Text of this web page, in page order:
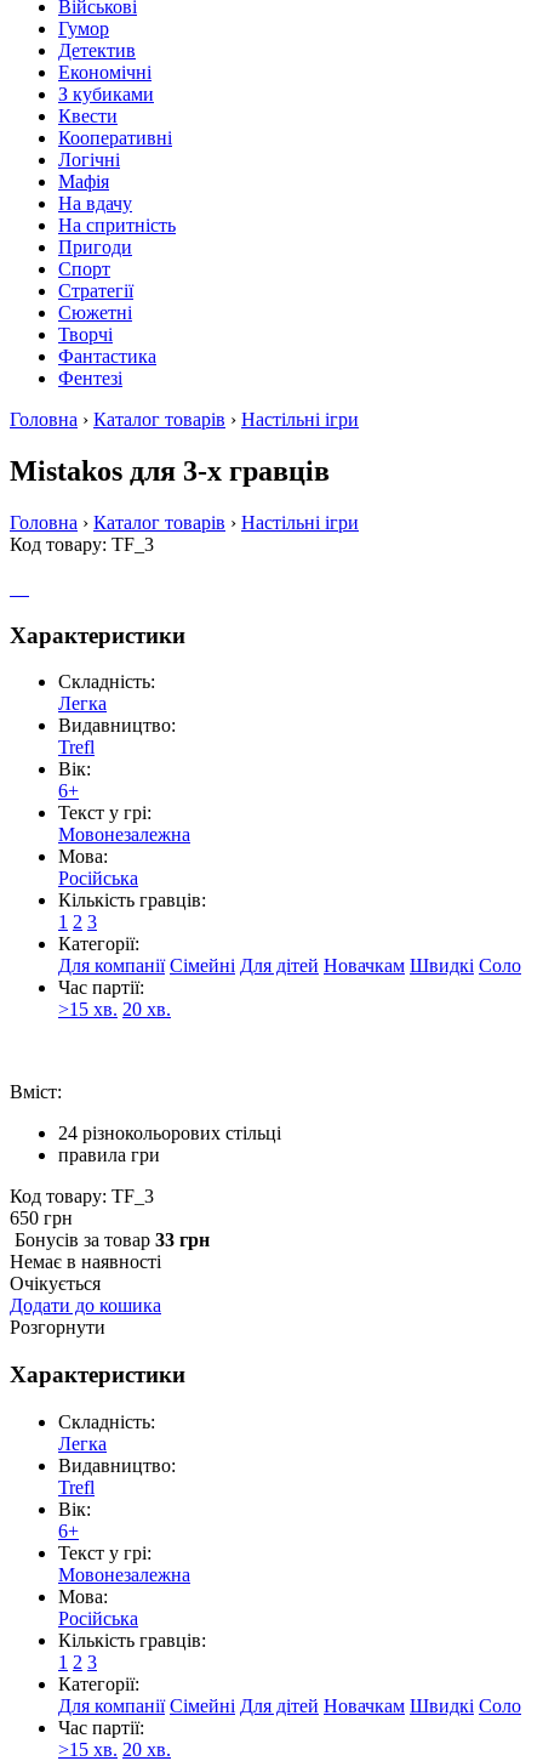
Військові
Гумор
Детектив
Економічні
З кубиками
Квести
Кооперативні
Логічні
Мафія
На вдачу
На спритність
Пригоди
Спорт
Стратегії
Сюжетні
Творчі
Фантастика
Фентезі
Головна › Каталог товарів › Настільні ігри
Mistakos для 3-х гравців
Головна › Каталог товарів › Настільні ігри
Код товару: TF_3
Характеристики
Складність:
Легка
Видавництво:
Trefl
Вік:
6+
Текст у грі:
Мовонезалежна
Мова:
Російська
Кількість гравців:
1 2 3
Категорії:
Для компанії Сімейні Для дітей Новачкам Швидкі Соло
Час партії:
>15 хв. 20 хв.
Вміст:
24 різнокольорових стільці
правила гри
Код товару: TF_3
650 грн
Бонусiв за товар 33 грн
Немає в наявності
Очікується
Додати до кошика
Розгорнути
Характеристики
Складність:
Легка
Видавництво:
Trefl
Вік:
6+
Текст у грі:
Мовонезалежна
Мова:
Російська
Кількість гравців:
1 2 3
Категорії:
Для компанії Сімейні Для дітей Новачкам Швидкі Соло
Час партії:
>15 хв. 20 хв.